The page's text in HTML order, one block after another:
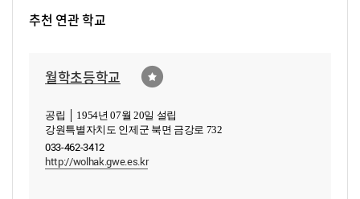
추천 연관 학교
월학초등학교
공립 │ 1954년 07월 20일 설립
강원특별자치도 인제군 북면 금강로 732
033-462-3412
http://wolhak.gwe.es.kr